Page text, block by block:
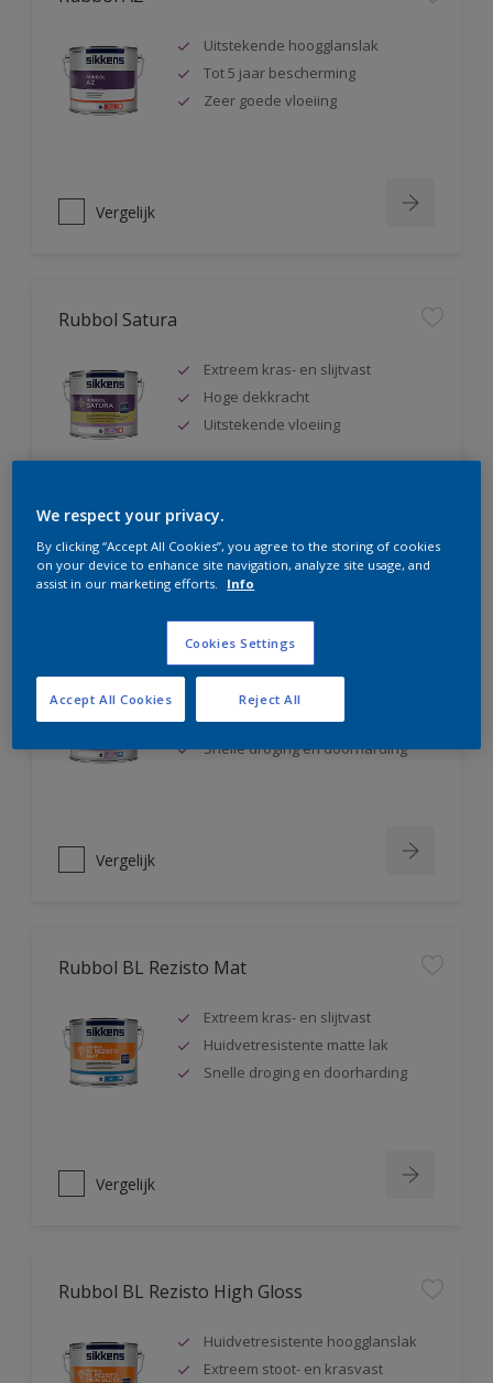
Uitstekende hoogglanslak
Tot 5 jaar bescherming
Zeer goede vloeiing
Vergelijk
Rubbol Satura
Extreem kras- en slijtvast
Hoge dekkracht
Uitstekende vloeiing
Rubbol BL Rezisto Satin
Extreem kras- en slijtvast
Huidvetresistente zijdeglanslak
Snelle droging en doorharding
Vergelijk
Rubbol BL Rezisto Mat
Extreem kras- en slijtvast
Huidvetresistente matte lak
Snelle droging en doorharding
Vergelijk
Rubbol BL Rezisto High Gloss
Huidvetresistente hoogglanslak
Extreem stoot- en krasvast
We respect your privacy.
By clicking “Accept All Cookies”, you agree to the storing of cookies
on your device to enhance site navigation, analyze site usage, and
assist in our marketing efforts.
Info
Cookies Settings
Reject All
Accept All Cookies